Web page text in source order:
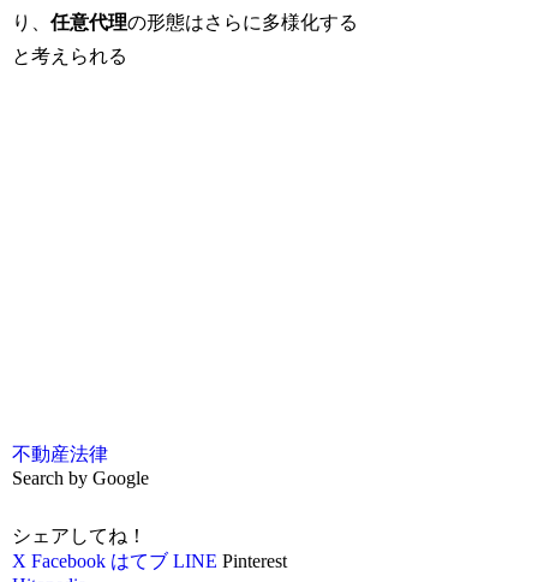
り、任意代理の形態はさらに多様化する
と考えられる
不動産法律
Search by Google
シェアしてね！
X Facebook はてブ LINE Pinterest